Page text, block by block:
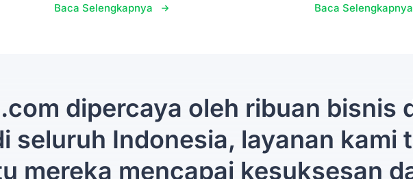
Baca Selengkapnya Baca Selengkapnya
dipercaya oleh ribuan bisnis
seluruh Indonesia, layanan kami
mereka mencapai kesuksesan